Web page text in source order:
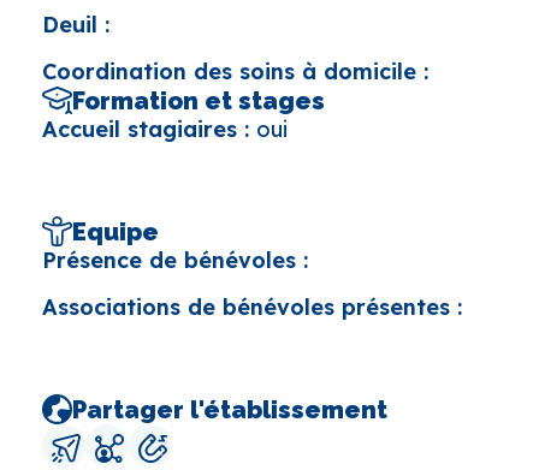
Deuil :
Coordination des soins à domicile :
Formation et stages
Accueil stagiaires : oui
Equipe
Présence de bénévoles :
Associations de bénévoles présentes :
Partager l'établissement